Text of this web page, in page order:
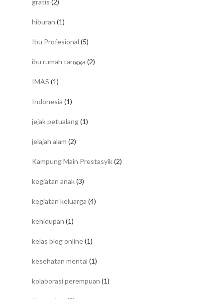
hiburan (1)
Ibu Profesional (5)
ibu rumah tangga (2)
IMAS (1)
Indonesia (1)
jejak petualang(1)
jelajah alam (2)
Kampung Main Prestasyik(2)
kegiatan anak(3)
kegiatan keluarga (4)
kehidupan (1)
kelas blog online(1)
kesehatan mental (1)
kolaborasi perempuan (1)